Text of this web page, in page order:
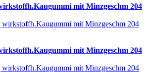
mit Minzgeschm 204
mit Minzgeschm 204